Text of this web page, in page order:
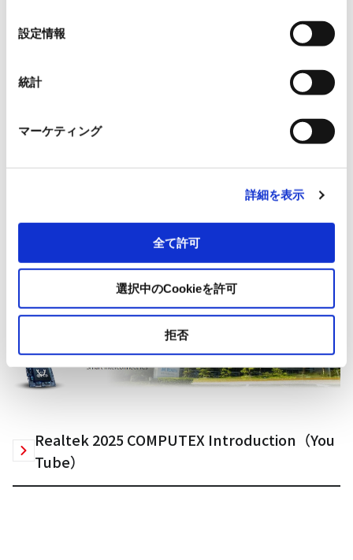
設定情報
統計
マーケティング
詳細を表示
全て許可
選択中のCookieを許可
拒否
その他の製品についてはこちら
企業概要
Realtek 2025 COMPUTEX Introduction（You
Tube）